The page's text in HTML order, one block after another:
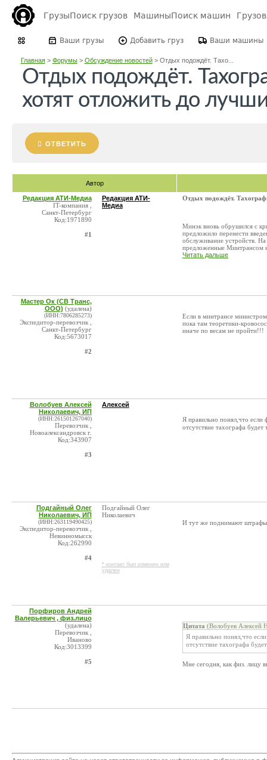
ГрузыПоиск грузов МашиныПоиск машин
Ваши грузы Добавить груз Ваши машины
Главная> Форумы> Обсуждение новостей> Отдых подождёт. Тахо...
Отдых подождёт.
хотят отложить до
ОТВЕТИТЬ
Автор
Редакция АТИ-Медиа
IT-компания ,
Санкт-Петербург
Код:1971890
#1
Редакция АТИ-
Медиа
Отдых подождёт.
Минэк вновь обрушился с
предложило перенести
обслуживание устройств.
предложенные Минтрансом
Читать дальше
Мастер Ок (СВ Транс,
ООО) (удалена)
(ИНН:7806285273)
Экспедитор-перевозчик ,
Санкт-Петербург
Код:5673017
#2
Если в минтрансе
пока там теоретики-
иначе по весам не пройти!!!
Волобуев Алексей
Николаевич, ИП
(ИНН:261501267040)
Перевозчик ,
Новоалександровск г.
Код:343907
#3
Алексей
Я правильно понял,что
отсутствие тахографа
Подгайный Олег
Николаевич, ИП
(ИНН:263119490425)
Экспедитор-перевозчик ,
Невинномысск
Код:262990
#4
Подгайный Олег
Николаевич
* контакт был изменен или
удален
И тут же поднимают штрафы
Порфиров Андрей
Валерьевич , физ.лицо
(удалена)
Перевозчик ,
Иваново
Код:3013399
#5
Цитата (Волобуев Алексей
Я правильно понял,что
отсутствие тахографа
Мне сегодня, как физ. лицу